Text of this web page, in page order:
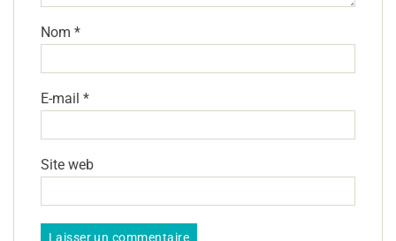
Nom *
E-mail *
Site web